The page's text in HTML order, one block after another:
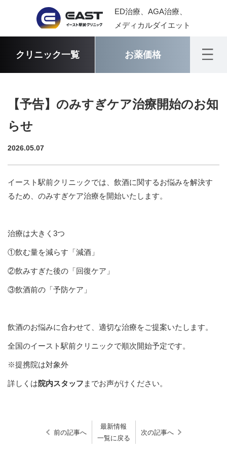
ED治療、AGA治療、
メディカルダイエット
クリニック一覧 お薬価格
【予告】のみすぎケア治療開始のお知
らせ
2026.05.07
イースト駅前クリニックでは、飲酒に関するお悩みを解決す
るため、のみすぎケア治療を開始いたします。
治療は大きく3つ
①飲む量を減らす「減酒」
②飲みすぎた後の「回復ケア」
③飲酒前の「予防ケア」
飲酒のお悩みに合わせて、適切な治療をご提案いたします。
全国のイースト駅前クリニックで順次開始予定です。
※提携院は対象外
詳しくは院内スタッフ までお声がけください。
前の記事へ
最新情報
一覧に戻る
次の記事へ